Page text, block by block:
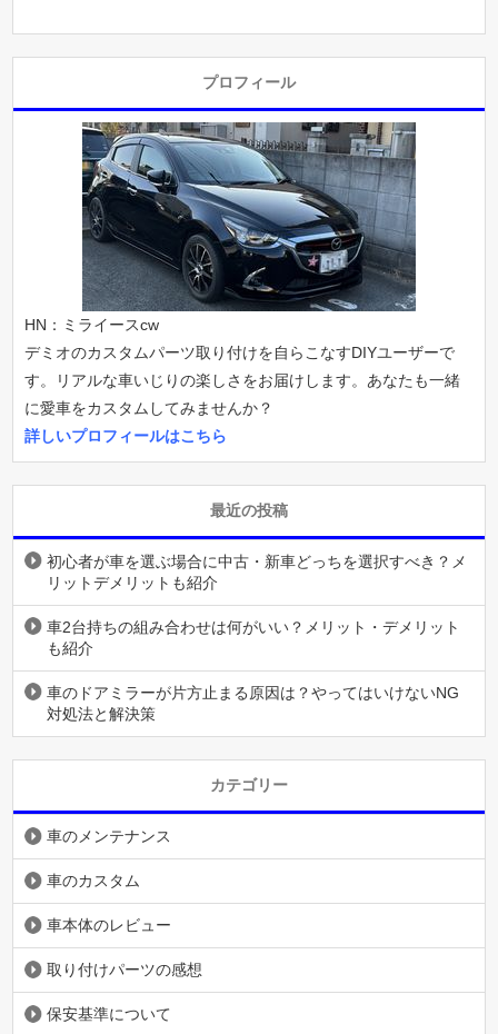
プロフィール
HN：ミライースcw
デミオのカスタムパーツ取り付けを自らこなすDIYユーザーで
す。リアルな車いじりの楽しさをお届けします。あなたも一緒
に愛車をカスタムしてみませんか？
詳しいプロフィールはこちら
最近の投稿
初心者が車を選ぶ場合に中古・新車どっちを選択すべき？メ
リットデメリットも紹介
車2台持ちの組み合わせは何がいい？メリット・デメリット
も紹介
車のドアミラーが片方止まる原因は？やってはいけないNG
対処法と解決策
カテゴリー
車のメンテナンス
車のカスタム
車本体のレビュー
取り付けパーツの感想
保安基準について